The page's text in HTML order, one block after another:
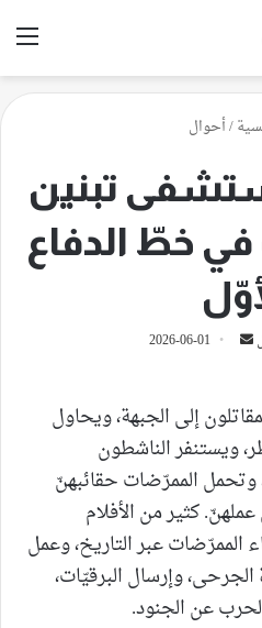
/أحوال
تبنين
خطّ الدفاع
أرسل 2026-06-01
إلى الجبهة، ويحاول
ويستنفر الناشطون
وتحمل الممرّضات حقائبهنّ
كثير من الأفلام
الممرّضات عبر التاريخ، وعمل
الجرحى، وإرسال البرقيّات،
عن الجنود.